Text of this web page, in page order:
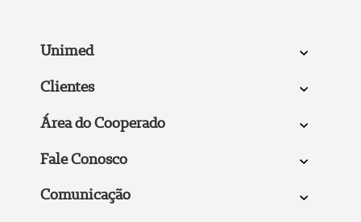
Unimed
Clientes
Área do Cooperado
Fale Conosco
Comunicação